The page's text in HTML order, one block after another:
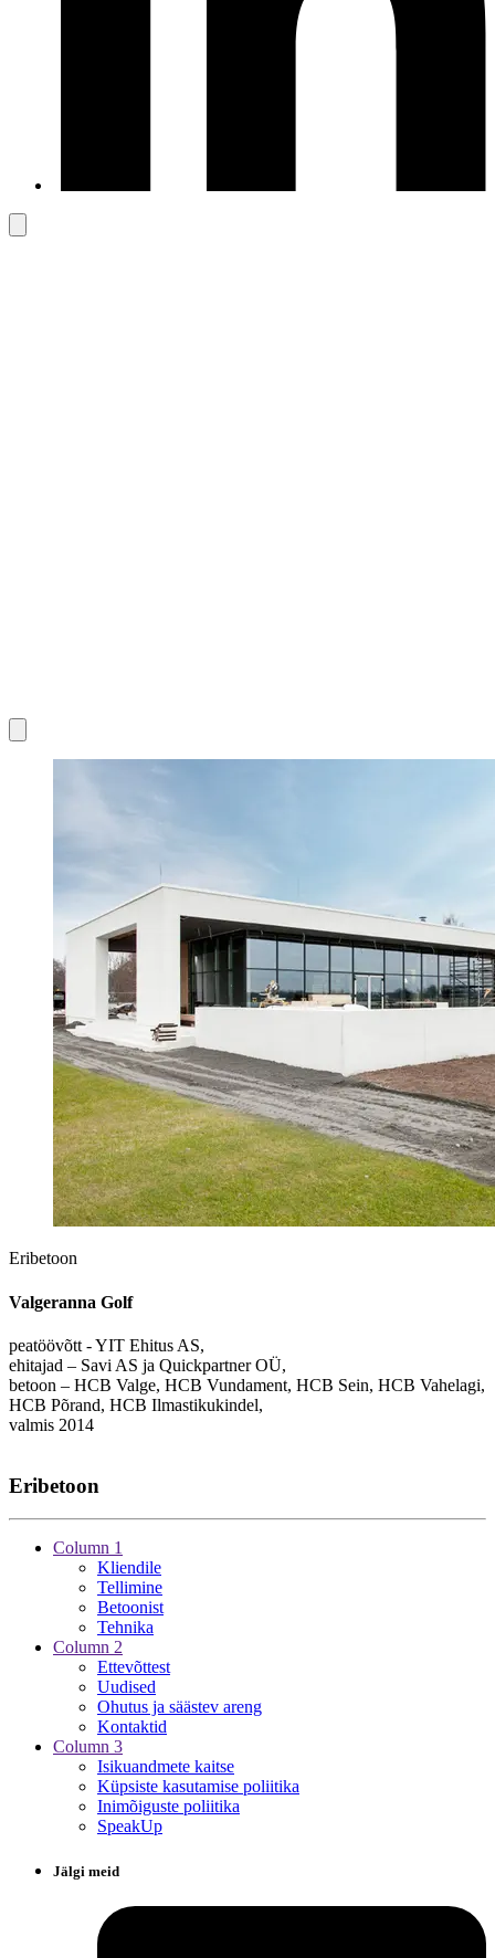
Eribetoon
Valgeranna Golf
peatöövõtt - YIT Ehitus AS,
ehitajad – Savi AS ja Quickpartner OÜ,
betoon – HCB Valge, HCB Vundament, HCB Sein, HCB Vahelagi,
HCB Põrand, HCB Ilmastikukindel,
valmis 2014
Eribetoon
Column 1
Kliendile
Tellimine
Betoonist
Tehnika
Column 2
Ettevõttest
Uudised
Ohutus ja säästev areng
Kontaktid
Column 3
Isikuandmete kaitse
Küpsiste kasutamise poliitika
Inimõiguste poliitika
SpeakUp
Jälgi meid